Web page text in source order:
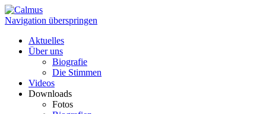
Navigation überspringen
Aktuelles
Über uns
Biografie
Die Stimmen
Videos
Downloads
Fotos